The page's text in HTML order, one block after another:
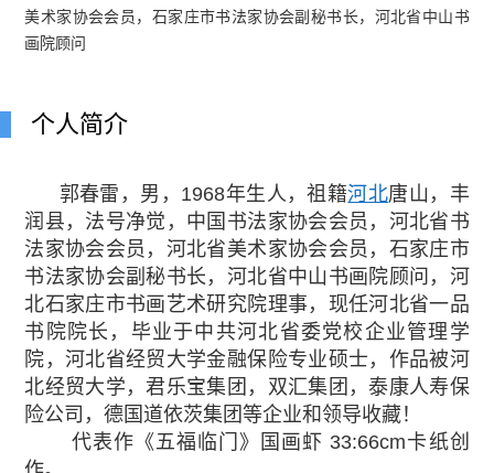
美术家协会会员，石家庄市书法家协会副秘书长，河北省中山书
画院顾问
个人简介
郭春雷，男，1968年生人，祖籍河北唐山，丰
润县，法号净觉，中国书法家协会会员，河北省书
法家协会会员，河北省美术家协会会员，石家庄市
书法家协会副秘书长，河北省中山书画院顾问，河
北石家庄市书画艺术研究院理事，现任河北省一品
书院院长，毕业于中共河北省委党校企业管理学
院，河北省经贸大学金融保险专业硕士，作品被河
北经贸大学，君乐宝集团，双汇集团，泰康人寿保
险公司，德国道依茨集团等企业和领导收藏！
代表作《五福临门》国画虾 33:66cm卡纸创